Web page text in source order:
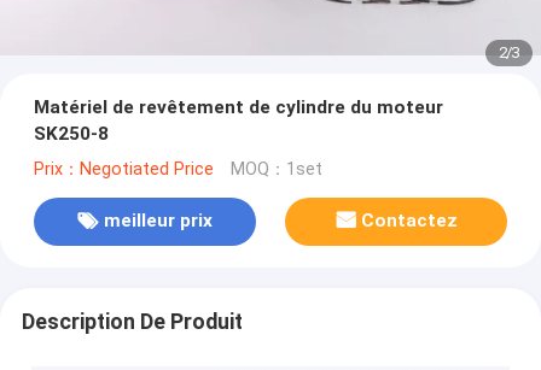
2/3
Matériel de revêtement de cylindre du moteur
SK250-8
Prix：Negotiated Price MOQ：1set
meilleur prix Contactez
Description De Produit